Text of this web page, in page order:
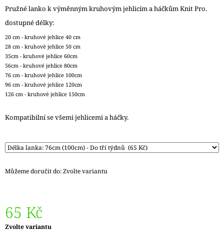
Pružné lanko k výměnným kruhovým jehlicím a háčkům Knit Pro.
dostupné délky:
20 cm - kruhové jehlice 40 cm
28 cm - kruhové jehlice 50 cm
35cm - kruhové jehlice 60cm
56cm - kruhové jehlice 80cm
76 cm - kruhové jehlice 100cm
96 cm - kruhové jehlice 120cm
126 cm - kruhové jehlice 150cm
Kompatibilní se všemi jehlicemi a háčky.
Můžeme doručit do:Zvolte variantu
65 Kč
Měrná
Zvolte variantu
J
E
M
E
ZAUBERBALL
100
TEEZEREMONIE
2249
350